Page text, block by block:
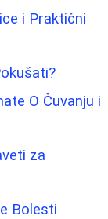
i Praktični
O Čuvanju i
za
Bolesti